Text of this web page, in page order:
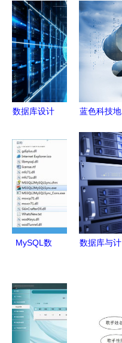
数据库设计
库及计算机
网络服务的
深度融合路
径
蓝色科技地
缝连接的数
据库及计算
机网络服务
体系
MySQL数
v2.2.1绿色
版高效指南
数据库与计
效与安全的
数据基础设